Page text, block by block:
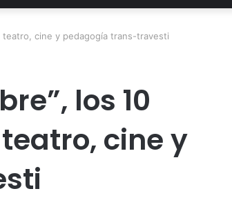
teatro, cine y pedagogía trans-travesti
los 10
cine y